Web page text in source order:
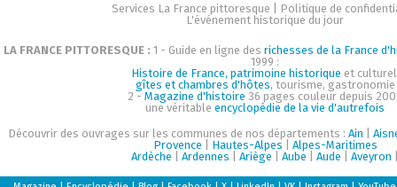
Services La France pittoresque
Politique de
L'événement historique du jour
LA FRANCE PITTORESQUE : 1 - Guide en ligne des richesses de la France
1999 :
Histoire de France, patrimoine historique et
gîtes et chambres d'hôtes, tourisme, gastronomie
2 - Magazine d'histoire 36 pages couleur depuis
une véritableencyclopédie de la vie d'autrefois
Découvrir des ouvrages sur les communes de nos départements :Ain |
Provence
Hautes-Alpes
Alpes-Maritimes
Ardèche |Ardennes |Ariège |Aube |Aude |Aveyron